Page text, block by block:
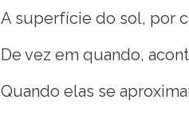
A superfície do sol, por
De vez em quando,
Quando elas se